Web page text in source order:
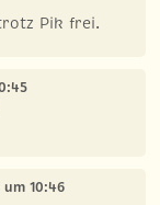
Pik frei.
um 10:46